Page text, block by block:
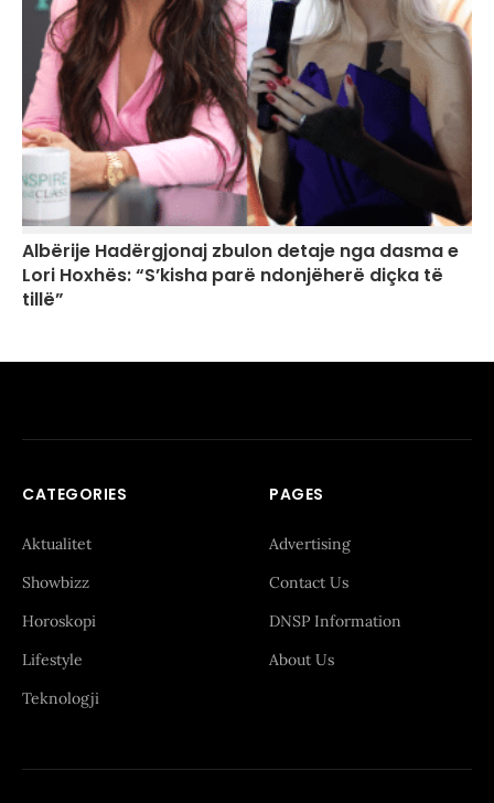
Albërije Hadërgjonaj zbulon detaje nga dasma e
Lori Hoxhës: “S’kisha parë ndonjëherë diçka të
tillë”
CATEGORIES
Aktualitet
Showbizz
Horoskopi
Lifestyle
Teknologji
PAGES
Advertising
Contact Us
DNSP Information
About Us